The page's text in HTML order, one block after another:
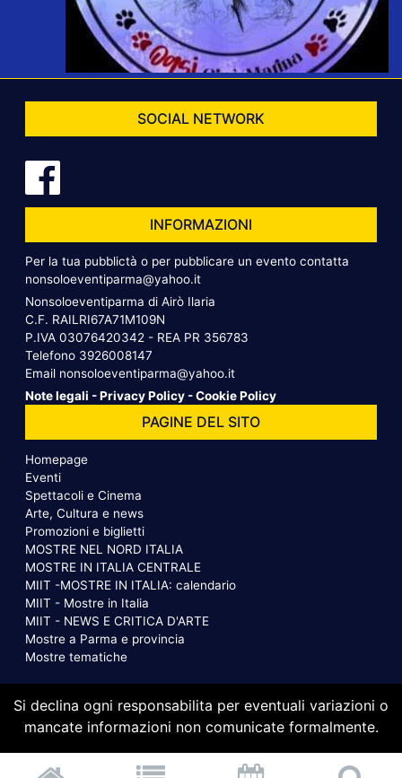
SOCIAL NETWORK
INFORMAZIONI
Per la tua pubblictà o per pubblicare un evento contatta
nonsoloeventiparma@yahoo.it
Nonsoloeventiparma di Airò Ilaria
C.F. RAILRI67A71M109N
P.IVA 03076420342 - REA PR 356783
Telefono 3926008147
Email nonsoloeventiparma@yahoo.it
Note legali -Privacy Policy -Cookie Policy
PAGINE DEL SITO
Homepage
Eventi
Spettacoli e Cinema
Arte, Cultura e news
Promozioni e biglietti
MOSTRE NEL NORD ITALIA
MOSTRE IN ITALIA CENTRALE
MIIT -MOSTRE IN ITALIA: calendario
MIIT - Mostre in Italia
MIIT - NEWS E CRITICA D'ARTE
Mostre a Parma e provincia
Mostre tematiche
Si declina ogni responsabilita per eventuali variazioni o
mancate informazioni non comunicate formalmente.